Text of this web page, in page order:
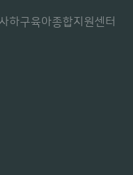
하구육아종합지원센터